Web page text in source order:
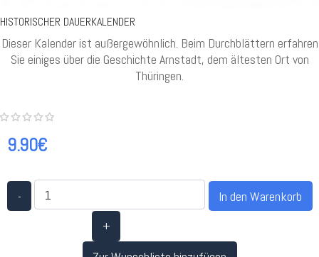
HISTORISCHER DAUERKALENDER
Dieser Kalender ist außergewöhnlich. Beim Durchblättern erfahren
Sie einiges über die Geschichte Arnstadt, dem ältesten Ort von
Thüringen.
9.90€
-
+